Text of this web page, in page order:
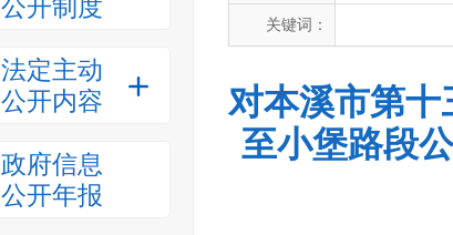
公开制度
法定主动
公开内容
政府信息
公开年报
关键词：
对本溪市第十
至小堡路段